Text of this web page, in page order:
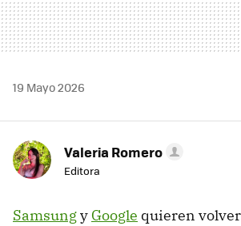
19 Mayo 2026
Valeria Romero
Editora
Samsungy Google quieren